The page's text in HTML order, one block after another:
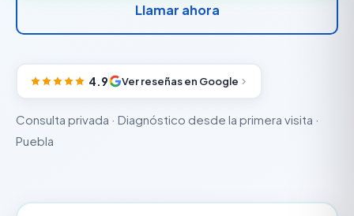
Llamar ahora
4.9 Ver reseñas en Google
Consulta privada · Diagnóstico desde la primera visita ·
Puebla